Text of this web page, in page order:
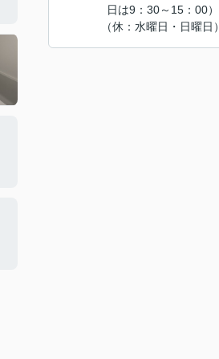
日は9：30～15：00）
（休：水曜日・日曜日）